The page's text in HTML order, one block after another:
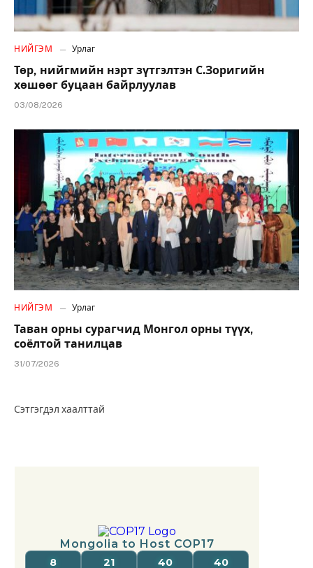
НИЙГЭМ Урлаг
Төр, нийгмийн нэрт зүтгэлтэн С.Зоригийн
хөшөөг буцаан байрлуулав
03/08/2026
НИЙГЭМ Урлаг
Таван орны сурагчид Монгол орны түүх,
соёлтой танилцав
31/07/2026
Сэтгэгдэл хаалттай